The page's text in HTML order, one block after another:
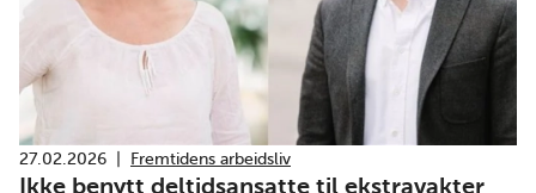
27.02.2026 Fremtidens arbeidsliv